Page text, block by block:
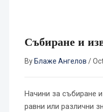
Събиране и
By Блаже Ангелов /
Начини за събиране
равни или различни